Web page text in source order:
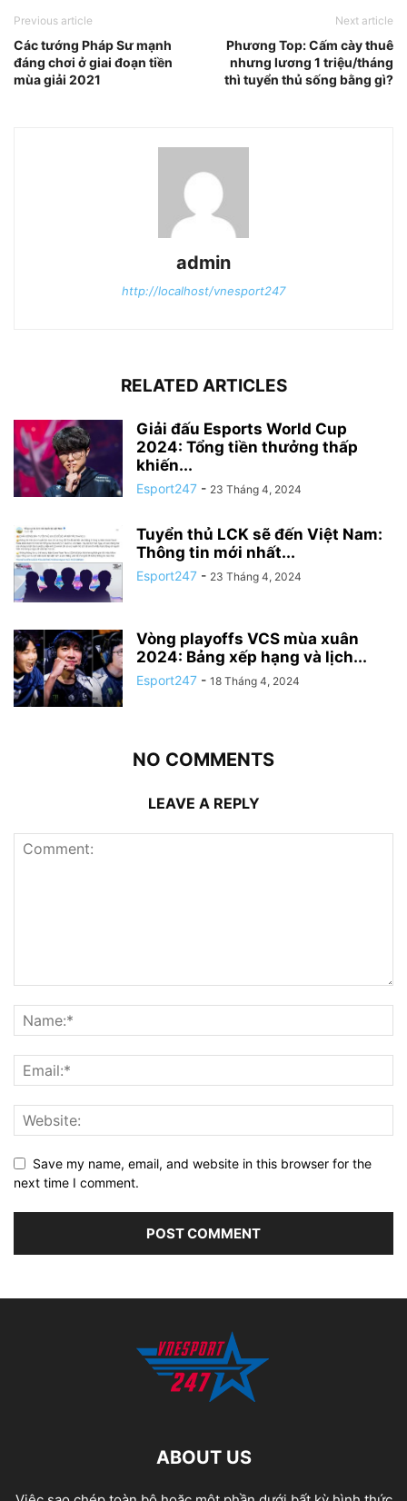
Previous article
Các tướng Pháp Sư mạnh
đáng chơi ở giai đoạn tiền
mùa giải 2021
Next article
Phương Top: Cấm cày thuê
nhưng lương 1 triệu/tháng
thì tuyển thủ sống bằng gì?
admin
http://localhost/vnesport247
RELATED ARTICLES
Giải đấu Esports World Cup
2024: Tổng tiền thưởng thấp
khiến...
Esport247 - 23 Tháng 4, 2024
Tuyển thủ LCK sẽ đến Việt Nam:
Thông tin mới nhất...
Esport247 - 23 Tháng 4, 2024
Vòng playoffs VCS mùa xuân
2024: Bảng xếp hạng và lịch...
Esport247 - 18 Tháng 4, 2024
NO COMMENTS
LEAVE A REPLY
Save my name, email, and website in this browser for the
next time I comment.
ABOUT US